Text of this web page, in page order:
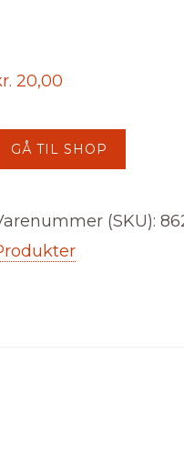
20,00
GÅ TIL SHOP
(SKU):